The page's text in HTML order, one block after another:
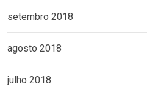
setembro 2018
agosto 2018
julho 2018